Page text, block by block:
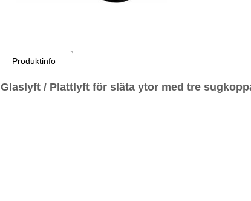
Produktinfo
Glaslyft / Plattlyft för släta ytor med tre